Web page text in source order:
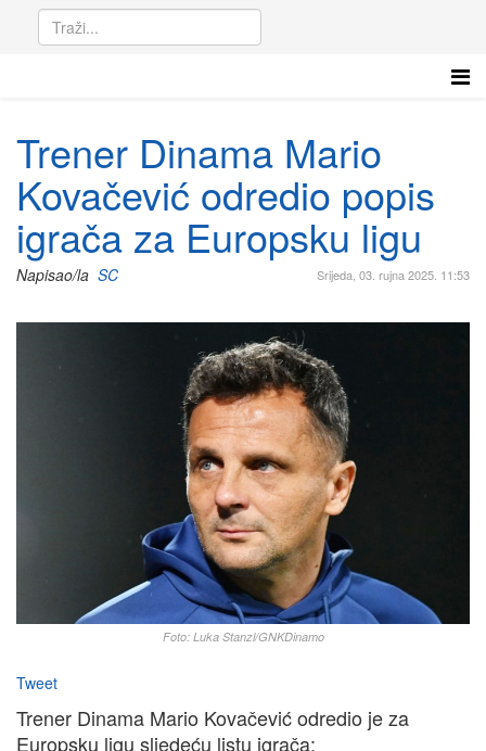
Trener Dinama Mario
Kovačević odredio popis
igrača za Europsku ligu
Srijeda, 03. rujna 2025. 11:53
Napisao/la SC
Foto: Luka Stanzl/GNKDinamo
Tweet
Trener Dinama Mario Kovačević odredio je za
Europsku ligu sljedeću listu igrača: